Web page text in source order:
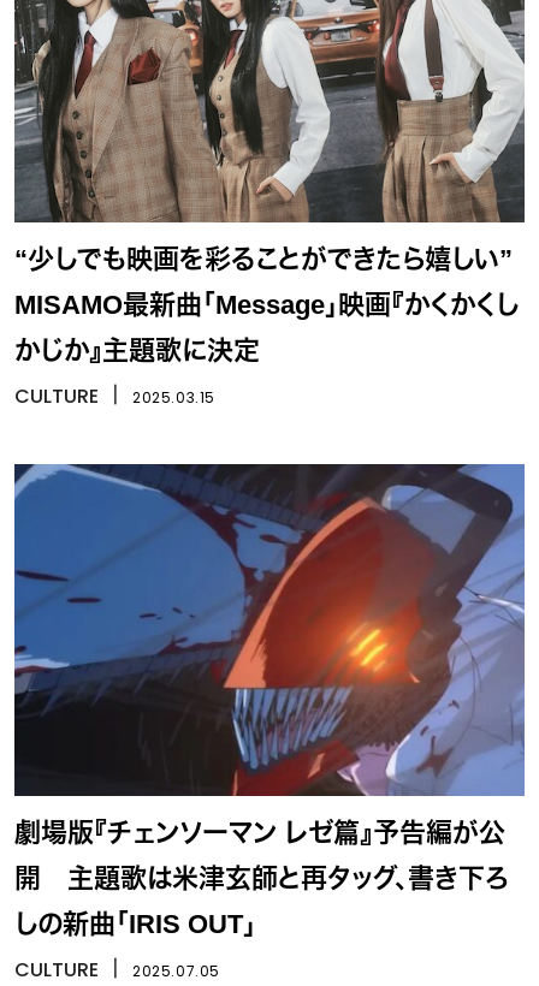
“少しでも映画を彩ることができたら嬉しい”
MISAMO最新曲「Message」映画『かくかくし
かじか』主題歌に決定
CULTURE 2025.03.15
劇場版『チェンソーマン レゼ篇』予告編が公
開 主題歌は米津玄師と再タッグ、書き下ろ
しの新曲「IRIS OUT」
CULTURE 2025.07.05